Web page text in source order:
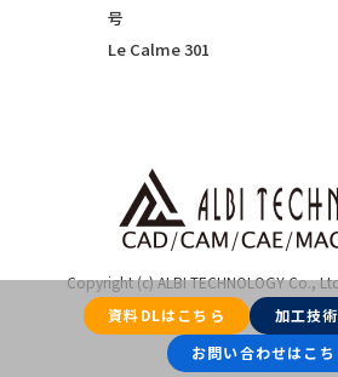
号
Le Calme 301
Copyright (c) ALBI TECHNOLOGY Co.,
資料DLはこちら
加工技
お問い合わせはこち